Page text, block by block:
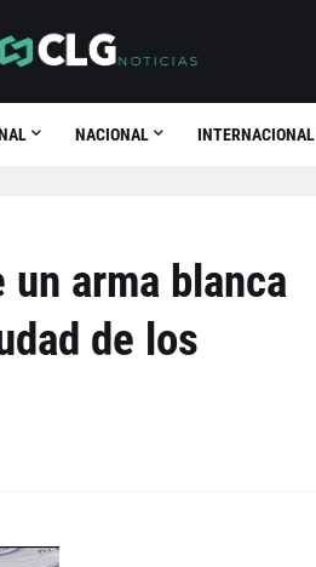
NACIONAL INTERNACIONAL
arma blanca
de los